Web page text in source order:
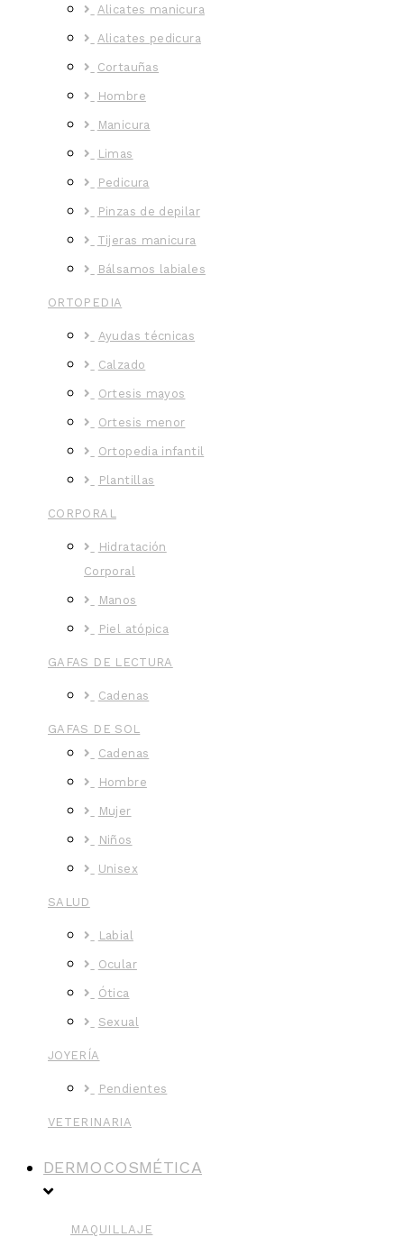
Alicates manicura
Alicates pedicura
Cortauñas
Hombre
Manicura
Limas
Pedicura
Pinzas de depilar
Tijeras manicura
Bálsamos labiales
ORTOPEDIA
Ayudas técnicas
Calzado
Ortesis mayos
Ortesis menor
Ortopedia infantil
Plantillas
CORPORAL
Hidratación
Corporal
Manos
Piel atópica
GAFAS DE LECTURA
Cadenas
GAFAS DE SOL
Cadenas
Hombre
Mujer
Niños
Unisex
SALUD
Labial
Ocular
Ótica
Sexual
JOYERÍA
Pendientes
VETERINARIA
DERMOCOSMÉTICA
MAQUILLAJE